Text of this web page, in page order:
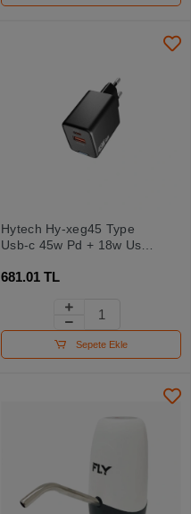
Hytech Hy-xeg45 Type
Usb-c 45w Pd + 18w Usb
Şarj Adaptörü
681.01 TL
Sepete Ekle